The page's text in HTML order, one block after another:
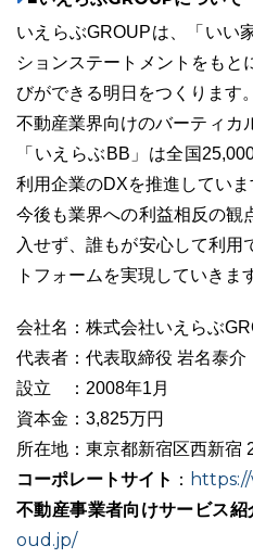
いえらぶGROUPは、「いい
ションステートメントをもと
びができる明日をつくります。
不動産業界向けのバーティカ
「いえらぶBB」は全国
利用企業のDXを推進していま
今後も業界への利益相反の観
入せず、誰もが安心して利用
トフォームを実現していきま
会社名：株式会社いえらぶ
代表者：代表取締役 岩名泰介
設立 ：2008年1月
資本金：3,825万円
所在地：東京都新宿区西新宿
コーポレートサイト ：
不動産事業者向けサービス紹
oud.jp/